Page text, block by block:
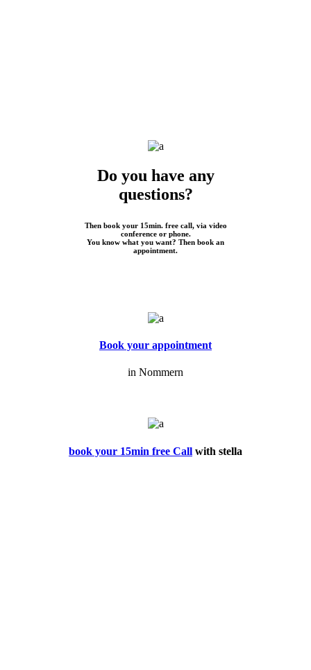
Do you have any
questions?
Then book your 15min. free call, via video
conference or phone.
You know what you want? Then book an
appointment.
Book your appointment
in Nommern
book your 15min free Call with stella